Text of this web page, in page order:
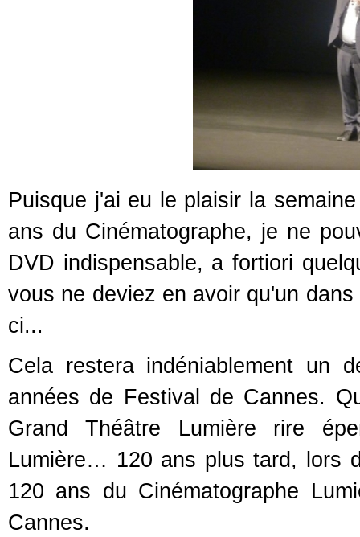
Puisque j'ai eu le plaisir la
ans du Cinématographe, je ne
DVD indispensable, a fortiori
vous ne deviez en avoir qu'un
ci...
Cela restera indéniablement un
années de Festival de Cannes.
Grand Théâtre Lumière rire
Lumière… 120 ans plus tard, lors
120 ans du Cinématographe
Cannes.